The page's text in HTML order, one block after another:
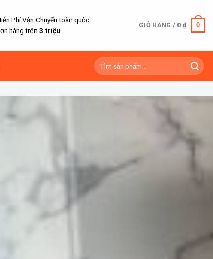
Phí Vận Chuyển toàn quốc
hàng trên 3 triệu
GIỎ HÀNG / 0 ₫ 0
Tìm
kiếm: